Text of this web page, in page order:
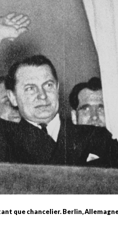
que chancelier. Berlin,